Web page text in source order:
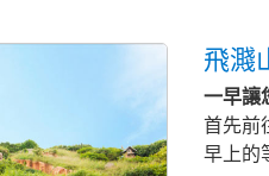
飛濺
一早讓
首先前
早上的